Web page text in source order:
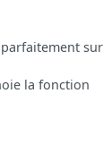
la fonction